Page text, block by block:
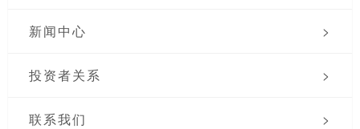
新闻中心 >
投资者关系 >
联系我们 >